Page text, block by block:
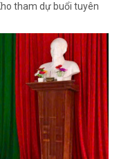
tham dự buổi tuyên